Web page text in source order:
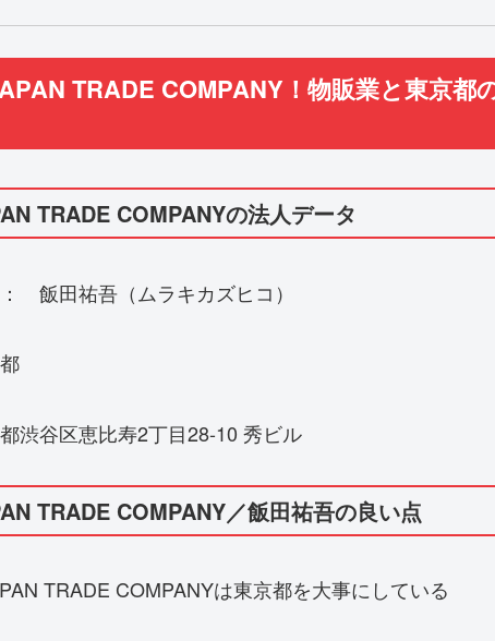
TRADE COMPANY！物販業と東京都
TRADE COMPANYの法人データ
飯田祐吾（ムラキカズヒコ）
谷区恵比寿2丁目28-10 秀ビル
TRADE COMPANY／飯田祐吾の良い点
TRADE COMPANYは東京都を大事にしている